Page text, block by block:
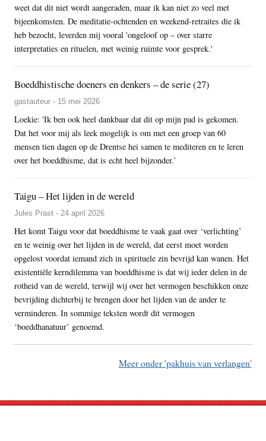
weet dat dit niet wordt aangeraden, maar ik kan niet zo veel met
bijeenkomsten. De meditatie-ochtenden en weekend-retraites die ik
heb bezocht, leverden mij vooral 'ongeloof op – over starre
interpretaties en rituelen, met weinig ruimte voor gesprek.'
Boeddhistische doeners en denkers – de serie (27)
gastauteur - 15 mei 2026
Loekie: 'Ik ben ook heel dankbaar dat dit op mijn pad is gekomen.
Dat het voor mij als leek mogelijk is om met een groep van 60
mensen tien dagen op de Drentse hei samen te mediteren en te leren
over het boeddhisme, dat is echt heel bijzonder.’
Taigu – Het lijden in de wereld
Jules Prast - 24 april 2026
Het komt Taigu voor dat boeddhisme te vaak gaat over ‘verlichting’
en te weinig over het lijden in de wereld, dat eerst moet worden
opgelost voordat iemand zich in spirituele zin bevrijd kan wanen. Het
existentiële kerndilemma van boeddhisme is dat wij ieder delen in de
rotheid van de wereld, terwijl wij over het vermogen beschikken onze
bevrijding dichterbij te brengen door het lijden van de ander te
verminderen. In sommige teksten wordt dit vermogen
‘boeddhanatuur’ genoemd.
Meer onder 'pakhuis van verlangen'